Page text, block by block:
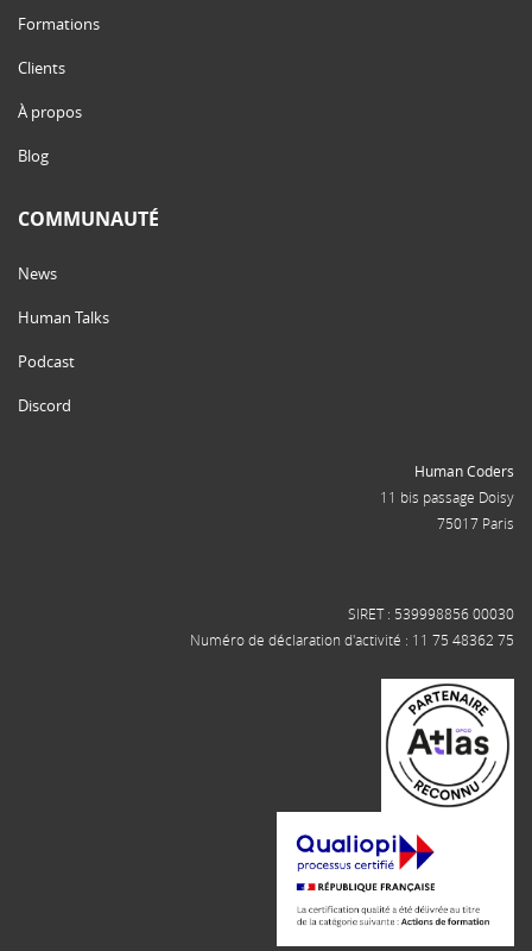
Formations
Clients
À propos
Blog
COMMUNAUTÉ
News
Human Talks
Podcast
Discord
Human Coders
11 bis passage Doisy
75017 Paris
SIRET : 539998856 00030
Numéro de déclaration d'activité : 11 75 48362 75